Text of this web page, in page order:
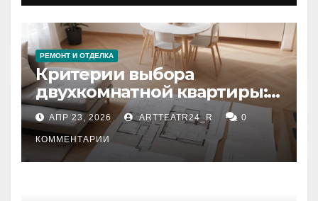
РЕМОНТ И ОТДЕЛКА
Критерии выбора
двухкомнатной квартиры:
планировка, площадь,
состояние и документация
АПР 23, 2026 ARTTEATR24_R 0
КОММЕНТАРИИ